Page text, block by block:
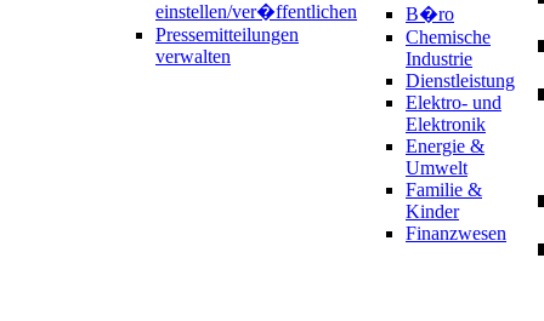
einstellen/ver�ffentlichen
Pressemitteilungen
verwalten
B�ro
Chemische
Industrie
Dienstleistung
Elektro- und
Elektronik
Energie &
Umwelt
Familie &
Kinder
Finanzwesen